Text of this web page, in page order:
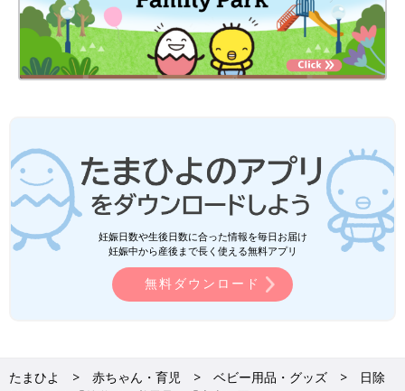
妊娠日数や生後日数に合った情報を毎日お届け
妊娠中から産後まで長く使える無料アプリ
無料ダウンロード
たまひよ 赤ちゃん・育児 ベビー用品・グッズ
日除